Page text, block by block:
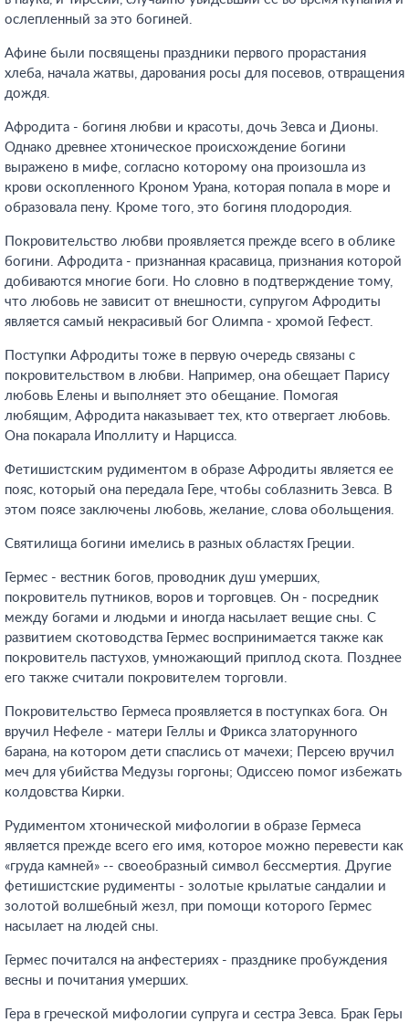
ослепленный за это богиней.
Афине были посвящены праздники первого прорастания
хлеба, начала жатвы, дарования росы для посевов, отвращения
дождя.
Афродита - богиня любви и красоты, дочь Зевса и Дионы.
Однако древнее хтоническое происхождение богини
выражено в мифе, согласно которому она произошла из
крови оскопленного Кроном Урана, которая попала в море и
образовала пену. Кроме того, это богиня плодородия.
Покровительство любви проявляется прежде всего в облике
богини. Афродита - признанная красавица, признания которой
добиваются многие боги. Но словно в подтверждение тому,
что любовь не зависит от внешности, супругом Афродиты
является самый некрасивый бог Олимпа - хромой Гефест.
Поступки Афродиты тоже в первую очередь связаны с
покровительством в любви. Например, она обещает Парису
любовь Елены и выполняет это обещание. Помогая
любящим, Афродита наказывает тех, кто отвергает любовь.
Она покарала Иполлиту и Нарцисса.
Фетишистским рудиментом в образе Афродиты является ее
пояс, который она передала Гере, чтобы соблазнить Зевса. В
этом поясе заключены любовь, желание, слова обольщения.
Святилища богини имелись в разных областях Греции.
Гермес - вестник богов, проводник душ умерших,
покровитель путников, воров и торговцев. Он - посредник
между богами и людьми и иногда насылает вещие сны. С
развитием скотоводства Гермес воспринимается также как
покровитель пастухов, умножающий приплод скота. Позднее
его также считали покровителем торговли.
Покровительство Гермеса проявляется в поступках бога. Он
вручил Нефеле - матери Геллы и Фрикса златорунного
барана, на котором дети спаслись от мачехи; Персею вручил
меч для убийства Медузы горгоны; Одиссею помог избежать
колдовства Кирки.
Рудиментом хтонической мифологии в образе Гермеса
является прежде всего его имя, которое можно перевести как
«груда камней» -- своеобразный символ бессмертия. Другие
фетишистские рудименты - золотые крылатые сандалии и
золотой волшебный жезл, при помощи которого Гермес
насылает на людей сны.
Гермес почитался на анфестериях - празднике пробуждения
весны и почитания умерших.
Гера в греческой мифологии супруга и сестра Зевса. Брак Геры